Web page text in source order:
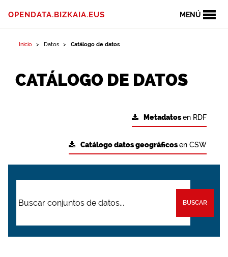
MENÚ
OPENDATA.BIZKAIA.EUS
Inicio Datos Catálogo de datos
CATÁLOGO DE DATOS
Metadatosen RDF
Catálogo datos geográficosen CSW
BUSCAR